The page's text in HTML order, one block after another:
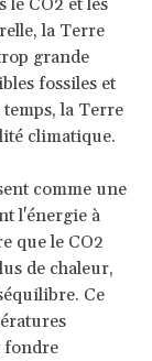
la Terre
grande
fossiles et
la Terre
climatique.
comme une
l'énergie à
que le CO2
de chaleur,
Ce
fondre